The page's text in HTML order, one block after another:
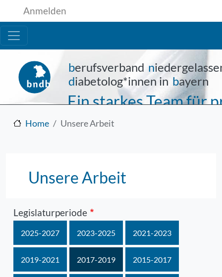
Direkt zum Inhalt
Benutzermenü
Anmelden
berufsverband n
diabetolog*innen in bayern
Ein starkes Team für
Home Unsere Arbeit
Unsere Arbeit
Legislaturperiode
2025-2027 2023-2025 2021-2023
2019-2021 2017-2019 2015-2017